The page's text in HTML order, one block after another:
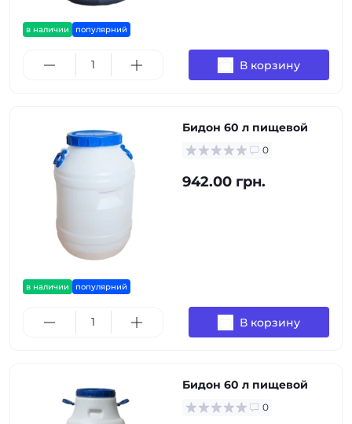
в наличии популярний
В корзину
в наличии популярний
Бидон 60 л пищевой
0
942.00 грн.
В корзину
Бидон 60 л пищевой
0